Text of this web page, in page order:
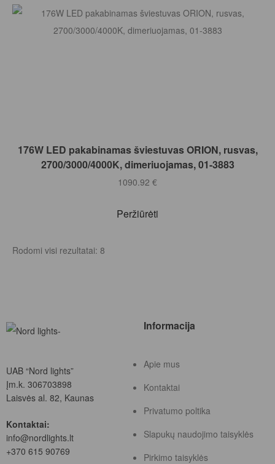
Į KREPŠELĮ
176W LED pakabinamas šviestuvas ORION, rusvas,
2700/3000/4000K, dimeriuojamas, 01-3883
1090.92 €
Peržiūrėti
Rodomi visi rezultatai: 8
UAB “Nord lights”
Įm.k. 306703898
Laisvės al. 82, Kaunas
Kontaktai:
info@nordlights.lt
+370 615 90769
Informacija
Apie mus
Kontaktai
Privatumo poltika
Slapukų naudojimo taisyklės
Pirkimo taisyklės